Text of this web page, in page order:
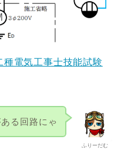
電気工事士技能試験
ふりーだむ
る回路にゃ